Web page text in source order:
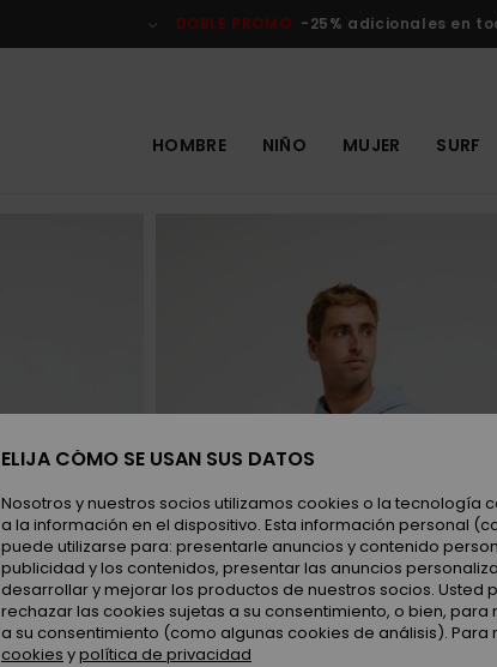
DOBLE PROMO -25% adicionales en
HOMBRE NIÑO MUJER SURF
ELIJA CÓMO SE USAN SUS DATOS
Nosotros y nuestros socios utilizamos cookies o la
a la información en el dispositivo. Esta información personal
puede utilizarse para: presentarle anuncios y contenido
publicidad y los contenidos, presentar las anuncios
desarrollar y mejorar los productos de nuestros socios.
rechazar las cookies sujetas a su consentimiento, o bien,
a su consentimiento (como algunas cookies de análisis).
cookies ypolítica de privacidad